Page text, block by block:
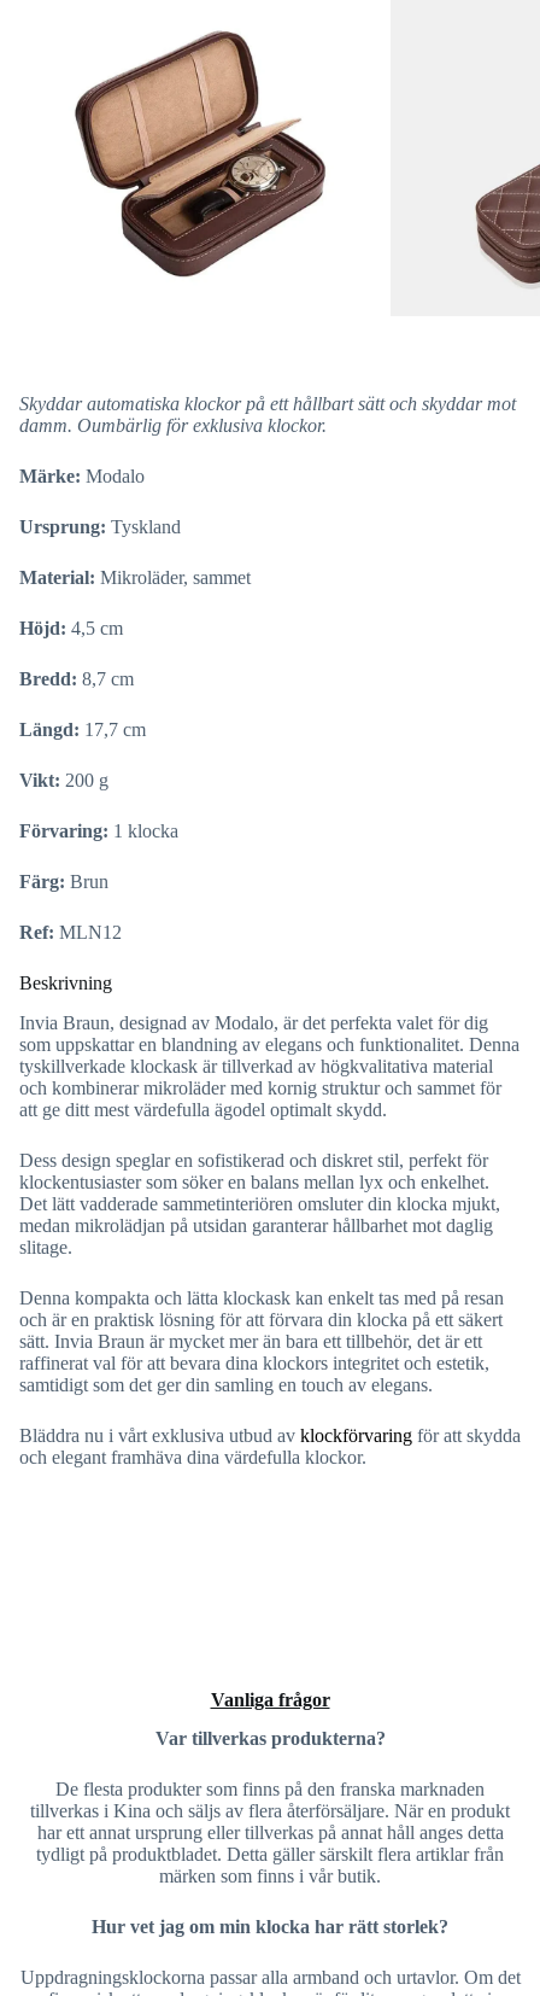
Skyddar automatiska klockor på ett hållbart sätt och skyddar mot
damm. Oumbärlig för exklusiva klockor.
Märke: Modalo
Ursprung: Tyskland
Material: Mikroläder, sammet
Höjd: 4,5 cm
Bredd: 8,7 cm
Längd: 17,7 cm
Vikt: 200 g
Förvaring: 1 klocka
Färg: Brun
Ref: MLN12
Beskrivning
Invia Braun, designad av Modalo, är det perfekta valet för dig
som uppskattar en blandning av elegans och funktionalitet. Denna
tyskillverkade klockask är tillverkad av högkvalitativa material
och kombinerar mikroläder med kornig struktur och sammet för
att ge ditt mest värdefulla ägodel optimalt skydd.
Dess design speglar en sofistikerad och diskret stil, perfekt för
klockentusiaster som söker en balans mellan lyx och enkelhet.
Det lätt vadderade sammetinteriören omsluter din klocka mjukt,
medan mikrolädjan på utsidan garanterar hållbarhet mot daglig
slitage.
Denna kompakta och lätta klockask kan enkelt tas med på resan
och är en praktisk lösning för att förvara din klocka på ett säkert
sätt. Invia Braun är mycket mer än bara ett tillbehör, det är ett
raffinerat val för att bevara dina klockors integritet och estetik,
samtidigt som det ger din samling en touch av elegans.
Bläddra nu i vårt exklusiva utbud av klockförvaring för att skydda
och elegant framhäva dina värdefulla klockor.
Vanliga frågor
Var tillverkas produkterna?
De flesta produkter som finns på den franska marknaden
tillverkas i Kina och säljs av flera återförsäljare. När en produkt
har ett annat ursprung eller tillverkas på annat håll anges detta
tydligt på produktbladet. Detta gäller särskilt flera artiklar från
märken som finns i vår butik.
Hur vet jag om min klocka har rätt storlek?
Uppdragningsklockorna passar alla armband och urtavlor. Om det